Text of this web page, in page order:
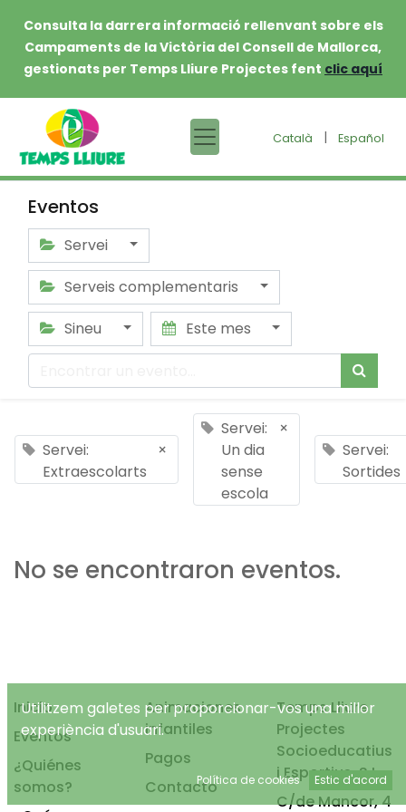
Consulta la darrera informació rellenvant sobre els
Campaments de la Victòria del Consell de Mallorca,
gestionats per Temps Lliure Projectes fent clic aquí
Català | Español
Eventos
Servei
Serveis complementaris
Sineu
Este mes
Servei:
Extraescolarts
×
Servei:
Un dia
sense
escola
×
Servei:
Sortides
No se encontraron eventos.
Inicio
Eventos
¿Quiénes
somos?
Animaciones
infantiles
Pagos
Contacto
Temps Lliure
Projectes
Socioeducatius
i Esportius, S.L.
C/de Mancor, 4
Utilitzem galetes per proporcionar-vos una millor
experiència d'usuari.
Política de cookies Estic d'acord